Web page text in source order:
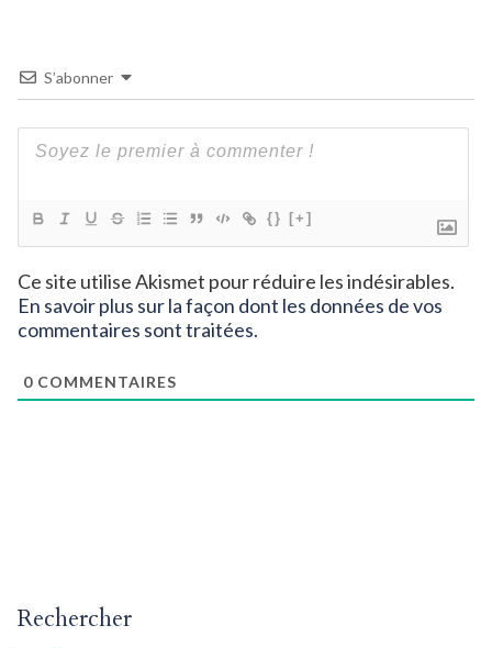
S’abonner
{} [+]
Ce site utilise Akismet pour réduire les indésirables.
En savoir plus sur la façon dont les données de vos
commentaires sont traitées.
0 COMMENTAIRES
Rechercher